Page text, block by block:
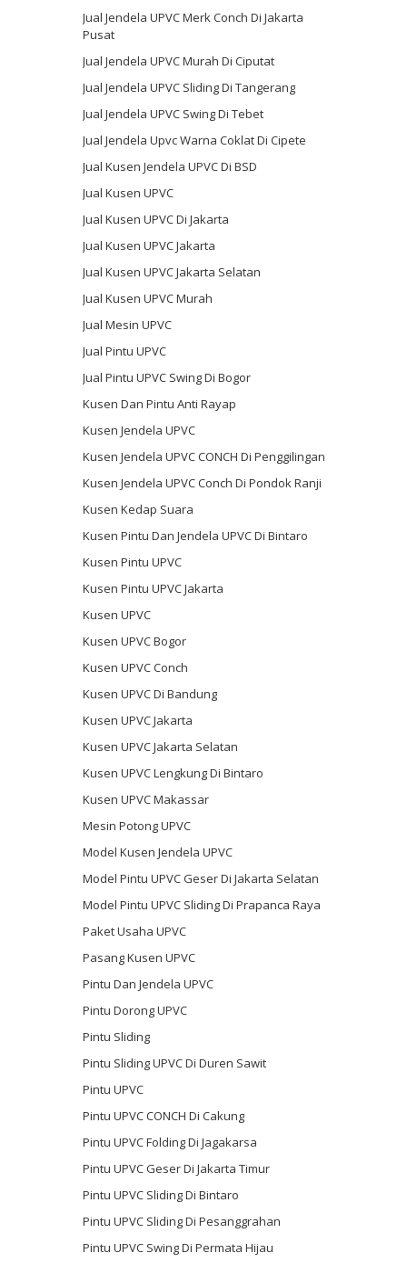
Jual Jendela UPVC Merk Conch Di Jakarta
Pusat
Jual Jendela UPVC Murah Di Ciputat
Jual Jendela UPVC Sliding Di Tangerang
Jual Jendela UPVC Swing Di Tebet
Jual Jendela Upvc Warna Coklat Di Cipete
Jual Kusen Jendela UPVC Di BSD
Jual Kusen UPVC
Jual Kusen UPVC Di Jakarta
Jual Kusen UPVC Jakarta
Jual Kusen UPVC Jakarta Selatan
Jual Kusen UPVC Murah
Jual Mesin UPVC
Jual Pintu UPVC
Jual Pintu UPVC Swing Di Bogor
Kusen Dan Pintu Anti Rayap
Kusen Jendela UPVC
Kusen Jendela UPVC CONCH Di Penggilingan
Kusen Jendela UPVC Conch Di Pondok Ranji
Kusen Kedap Suara
Kusen Pintu Dan Jendela UPVC Di Bintaro
Kusen Pintu UPVC
Kusen Pintu UPVC Jakarta
Kusen UPVC
Kusen UPVC Bogor
Kusen UPVC Conch
Kusen UPVC Di Bandung
Kusen UPVC Jakarta
Kusen UPVC Jakarta Selatan
Kusen UPVC Lengkung Di Bintaro
Kusen UPVC Makassar
Mesin Potong UPVC
Model Kusen Jendela UPVC
Model Pintu UPVC Geser Di Jakarta Selatan
Model Pintu UPVC Sliding Di Prapanca Raya
Paket Usaha UPVC
Pasang Kusen UPVC
Pintu Dan Jendela UPVC
Pintu Dorong UPVC
Pintu Sliding
Pintu Sliding UPVC Di Duren Sawit
Pintu UPVC
Pintu UPVC CONCH Di Cakung
Pintu UPVC Folding Di Jagakarsa
Pintu UPVC Geser Di Jakarta Timur
Pintu UPVC Sliding Di Bintaro
Pintu UPVC Sliding Di Pesanggrahan
Pintu UPVC Swing Di Permata Hijau